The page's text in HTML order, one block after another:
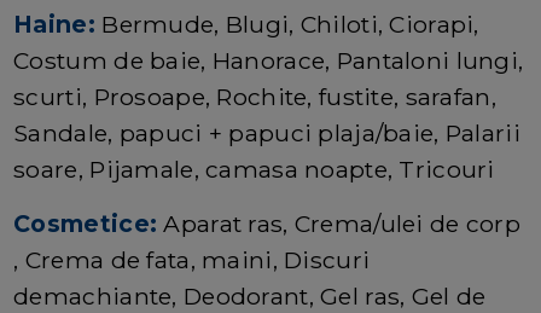
Haine: Bermude, Blugi, Chiloti, Ciorapi,
Costum de baie, Hanorace, Pantaloni lungi,
scurti, Prosoape, Rochite, fustite, sarafan,
Sandale, papuci + papuci plaja/baie, Palarii
soare, Pijamale, camasa noapte, Tricouri
Cosmetice: Aparat ras, Crema/ulei de corp
, Crema de fata, maini, Discuri
demachiante, Deodorant, Gel ras, Gel de